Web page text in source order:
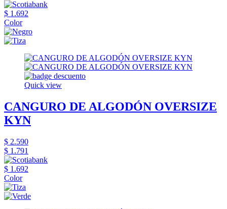
$ 1.692
Color
Quick view
CANGURO DE ALGODÓN OVERSIZE
KYN
$ 2.590
$ 1.791
$ 1.692
Color